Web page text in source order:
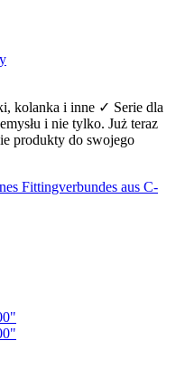
kolanka i inne ✓ Serie dla
i nie tylko. Już teraz
produkty do swojego